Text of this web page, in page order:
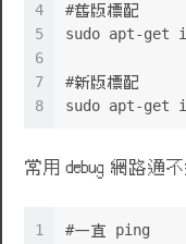
4
5
6
7
8
#舊版標配
sudo apt-
#新版標配
sudo apt-
常用 debug 網路通不
1
#一直 ping